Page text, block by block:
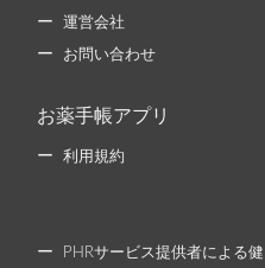
運営会社
お問い合わせ
お薬手帳アプリ
利用規約
PHRサービス提供者による健